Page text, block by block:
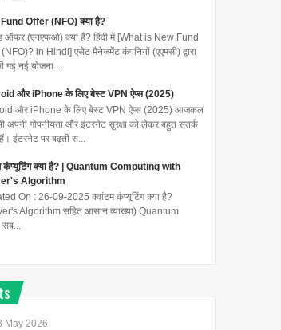
Offer (NFO) क्या है?
ऑफर (एनएफओ) क्या है? हिंदी में [What is New Fund
in Hindi] एसेट मैनेजमेंट कंपनियों (एएमसी) द्वारा
गई नई योजना ...
और iPhone के लिए बेस्ट VPN ऐप्स (2025)
और iPhone के लिए बेस्ट VPN ऐप्स (2025) आजकल
अपनी गोपनीयता और इंटरनेट सुरक्षा को लेकर बहुत सतर्क
हैं। इंटरनेट पर बढ़ती स...
कंप्यूटिंग क्या है? | Quantum Computing with
Algorithm
On : 26-09-2025 क्वांटम कंप्यूटिंग क्या है?
Algorithm सहित आसान व्याख्या) Quantum
May 2026